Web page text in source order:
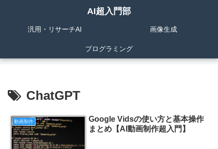
AI超入門部
汎用・リサーチAI 画像生成
プログラミング
ChatGPT
動画制作
Google Vidsの使い方と基本操作
まとめ【AI動画制作超入門】